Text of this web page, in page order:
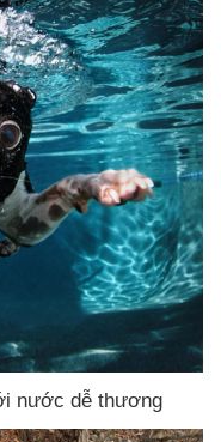
nước dễ thương